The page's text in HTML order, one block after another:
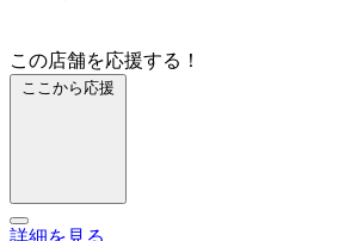
この店舗を応援する！
ここから応援
詳細を見る